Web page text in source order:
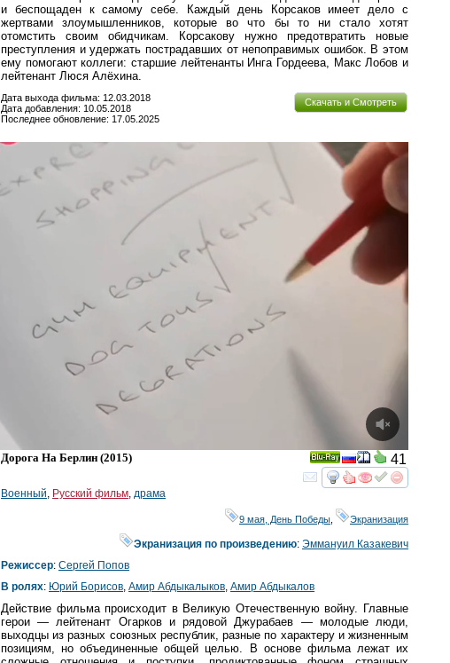
и беспощаден к самому себе. Каждый день Корсаков имеет дело с
жертвами злоумышленников, которые во что бы то ни стало хотят
отомстить своим обидчикам. Корсакову нужно предотвратить новые
преступления и удержать пострадавших от непоправимых ошибок. В этом
ему помогают коллеги: старшие лейтенанты Инга Гордеева, Макс Лобов и
лейтенант Люся Алёхина.
Скачать и Смотреть
Дата выхода фильма: 12.03.2018
Дата добавления: 10.05.2018
Последнее обновление: 17.05.2025
смотретьинтересует
Ray
41
Дорога На Берлин (2015)
Военный, Русский фильм, драма
9 мая, День Победы Экранизация
Экранизация по произведению: Эммануил Казакевич
Режиссер: Сергей Попов
В ролях: Юрий Борисов, Амир Абдыкалыков, Амир Абдыкалов
Действие фильма происходит в Великую Отечественную войну. Главные
герои — лейтенант Огарков и рядовой Джурабаев — молодые люди,
выходцы из разных союзных республик, разные по характеру и жизненным
позициям, но объединенные общей целью. В основе фильма лежат их